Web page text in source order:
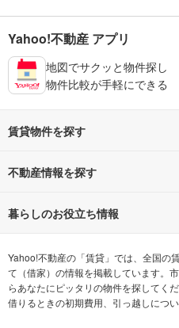
Yahoo!不動産 アプリ
地図でサクッと物件探し
物件比較が手軽にできる
賃貸物件を探す
路線・駅から探す
通勤時間から探す
不動産会社から探す
テーマから探す
不動産情報を探す
不動産・住宅
新築マンション
新築一戸建て
暮らしのお役立ち情報
マンションカタログ
Yahoo!不動産の「賃貸」では、全国の
て（借家）の情報を掲載しています。
らあなたにピッタリの物件を探してく
借りるときの初期費用、引っ越しについ